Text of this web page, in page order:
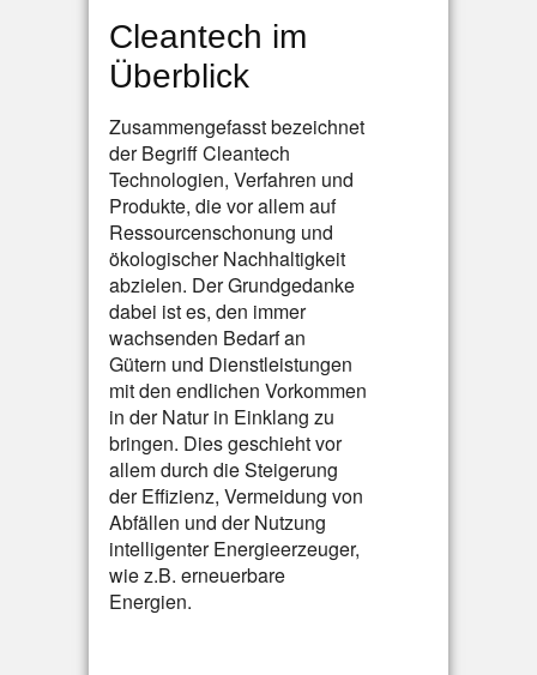
Cleantech im
Überblick
Zusammengefasst bezeichnet
der Begriff Cleantech
Technologien, Verfahren und
Produkte, die vor allem auf
Ressourcenschonung und
ökologischer Nachhaltigkeit
abzielen. Der Grundgedanke
dabei ist es, den immer
wachsenden Bedarf an
Gütern und Dienstleistungen
mit den endlichen Vorkommen
in der Natur in Einklang zu
bringen. Dies geschieht vor
allem durch die Steigerung
der Effizienz, Vermeidung von
Abfällen und der Nutzung
intelligenter Energieerzeuger,
wie z.B. erneuerbare
Energien.